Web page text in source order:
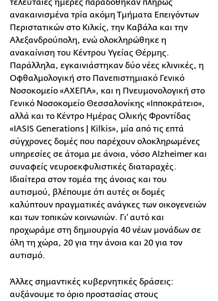
τελευταίες ημέρες παραδόθηκαν πλήρως
ανακαινισμένα τρία ακόμη Τμήματα Επειγόντων
Περιστατικών στο Κιλκίς, την Καβάλα και την
Αλεξανδρούπολη, ενώ ολοκληρώθηκε η
ανακαίνιση του Κέντρου Υγείας Θέρμης.
Παράλληλα, εγκαινιάστηκαν δύο νέες κλινικές, η
Οφθαλμολογική στο Πανεπιστημιακό Γενικό
Νοσοκομείο «ΑΧΕΠΑ», και η Πνευμονολογική στο
Γενικό Νοσοκομείο Θεσσαλονίκης «Ιπποκράτειο»,
αλλά και το Κέντρο Ημέρας Ολικής Φροντίδας
«IASIS Generations | Kilkis», μία από τις επτά
σύγχρονες δομές που παρέχουν ολοκληρωμένες
υπηρεσίες σε άτομα με άνοια, νόσο Alzheimer και
συναφείς νευροεκφυλιστικές διαταραχές.
Ιδιαίτερα στον τομέα της άνοιας και του
αυτισμού, βλέπουμε ότι αυτές οι δομές
καλύπτουν πραγματικές ανάγκες των οικογενειών
και των τοπικών κοινωνιών. Γι’ αυτό και
προχωράμε στη δημιουργία 40 νέων μονάδων σε
όλη τη χώρα, 20 για την άνοια και 20 για τον
αυτισμό.
Άλλες σημαντικές κυβερνητικές δράσεις:
αυξάνουμε το όριο προστασίας στους